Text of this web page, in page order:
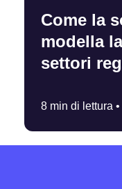
Come la
modella
settori
8 min di lettura •